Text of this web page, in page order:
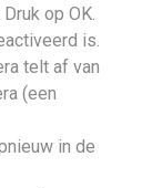
op OK.
is.
telt af van
(een
in de